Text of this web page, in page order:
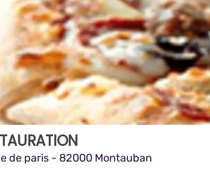
de paris - 82000 Montauban